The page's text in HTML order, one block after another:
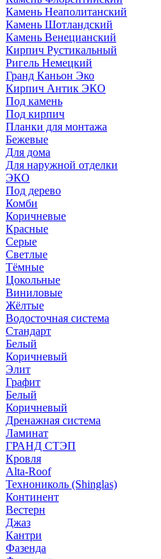
Камень Неаполитанский
Камень Шотландский
Камень Венецианский
Кирпич Рустикальный
Ригель Немецкий
Гранд Каньон Эко
Кирпич Антик ЭКО
Под камень
Под кирпич
Планки для монтажа
Бежевые
Для дома
Для наружной отделки
ЭКO
Под дерево
Комби
Коричневые
Красные
Серые
Светлые
Тёмные
Цокольные
Виниловые
Жёлтые
Водосточная система
Стандарт
Белый
Коричневый
Элит
Графит
Белый
Коричневый
Дренажная система
Ламинат
ГРАНД СТЭП
Кровля
Alta-Roof
Технониколь (Shinglas)
Континент
Вестерн
Джаз
Кантри
Фазенда